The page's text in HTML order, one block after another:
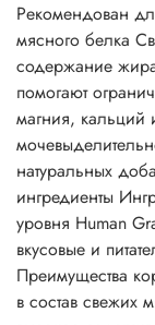
Рекомендован
мясного белка
содержание
помогают
магния,
натуральных
ингредиенты
уровня Human
вкусовые и
Преимущества
в состав свежих